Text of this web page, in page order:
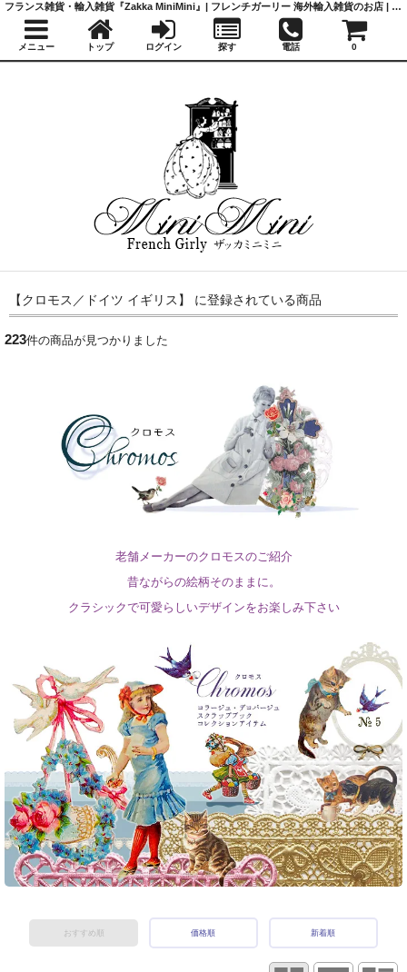
【クロモス／ドイツ イギリス】 に登録されている商品
223件の商品が見つかりました
老舗メーカーのクロモスのご紹介
昔ながらの絵柄そのままに。
クラシックで可愛らしいデザインをお楽しみ下さい
おすすめ順 価格順 新着順
フランス雑貨・輸入雑貨『Zakka MiniMini』| フレンチガーリー 海外輸入雑貨のお店 | かわいい雑貨 | 蚤の市 | アンティーク
メニュー トップ ログイン 探す 電話 0